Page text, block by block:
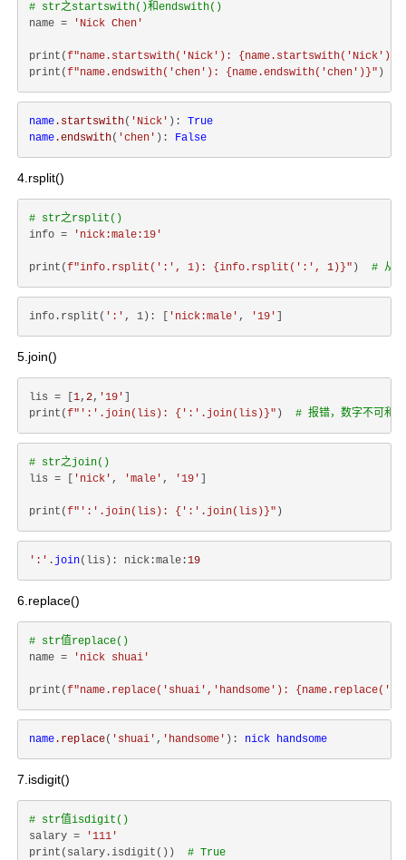
# str之startswith()和endswith()
name =
'Nick Chen'
print(f"name.startswith('Nick'): {name.startswith( 'Nick' )}
print(f"name.endswith('chen'): {name.endswith( 'chen' )}"
name .startswith( 'Nick' ): True
name .endswith( 'chen' ): False
4.rsplit()
# str之rsplit()
info =
'nick:male:19'
print(f"info.rsplit(':', 1): {info.rsplit( ':' , 1 )}" ) # 从
info.rsplit( ':' , 1): [ 'nick:male' , '19'
5.join()
lis = [ 1, 2, '19'
print(f"':'.join(lis): { ':' .join(lis)}" ) # 报错，数字不可和
# str之join()
lis = [
'nick' , 'male' , '19'
print(f"':'.join(lis): { ':' .join(lis)}"
':' . join(lis): nick:male:19
6.replace()
# str值replace()
name =
'nick shuai'
print(f"name.replace('shuai','handsome'): {name.replace(
name .replace( 'shuai' , 'handsome' ): nick handsome
7.isdigit()
# str值isdigit()
salary =
'111'
print(salary.isdigit()) # True